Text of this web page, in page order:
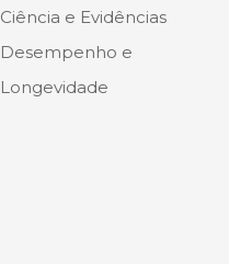
Ciência e Evidências
Desempenho e
Longevidade